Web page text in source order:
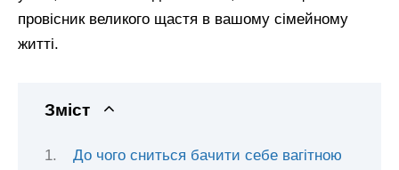
провісник великого щастя в вашому сімейному
житті.
Зміст
До чого сниться бачити себе вагітною